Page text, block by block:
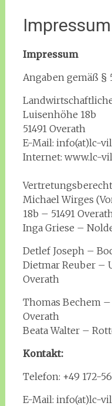
Impressum
Impressum
Angaben gemäß §
Luisenhöhe 18b
51491 Overath
E-Mail: info(at)lc-
Internet: www.lc-
Michael Wirges
18b – 51491
Inga Griese –
Detlef Joseph –
Dietmar Reuber –
Overath
Thomas Bechem –
Overath
Beata Walter –
Kontakt:
Telefon: +49 172-
E-Mail: info(at)lc-